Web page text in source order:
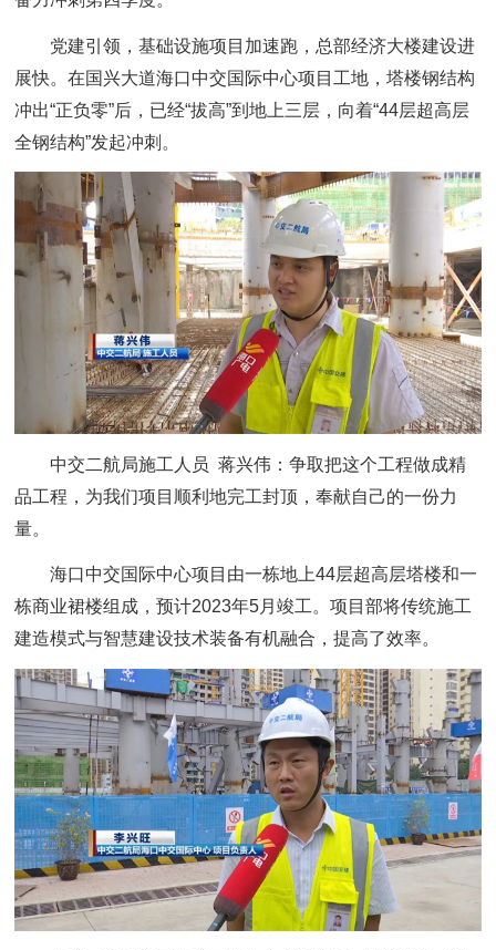
党建引领，基础设施项目加速跑，总部经济大楼建设进
展快。在国兴大道海口中交国际中心项目工地，塔楼钢结构
冲出“正负零”后，已经“拔高”到地上三层，向着“44层超高层
全钢结构”发起冲刺。
中交二航局施工人员 蒋兴伟：争取把这个工程做成精
品工程，为我们项目顺利地完工封顶，奉献自己的一份力
量。
海口中交国际中心项目由一栋地上44层超高层塔楼和一
栋商业裙楼组成，预计2023年5月竣工。项目部将传统施工
建造模式与智慧建设技术装备有机融合，提高了效率。